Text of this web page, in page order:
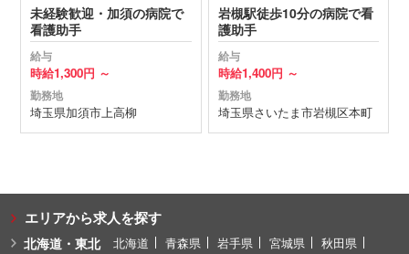
未経験歓迎・加須の病院で
看護助手
給与
時給1,300円 ～
勤務地
埼玉県加須市上高柳
岩槻駅徒歩10分の病院で看
護助手
給与
時給1,400円 ～
勤務地
埼玉県さいたま市岩槻区本町
エリアから求人を探す
北海道・東北 北海道 青森県 岩手県 宮城県
秋田県